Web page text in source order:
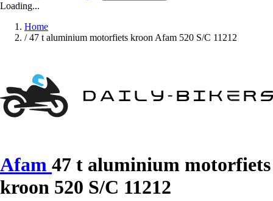
Loading...
Home
/ 47 t aluminium motorfiets kroon Afam 520 S/C 11212
Afam 47 t aluminium motorfiets
kroon 520 S/C 11212